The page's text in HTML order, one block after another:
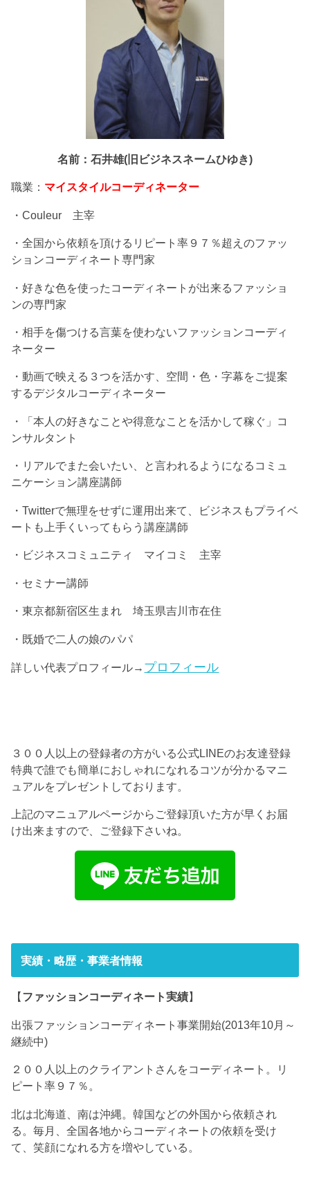
名前：石井雄(旧ビジネスネームひゆき)
職業： マイスタイルコーディネーター
・Couleur 主宰
・全国から依頼を頂けるリピート率９７％超えのファッ
ションコーディネート専門家
・好きな色を使ったコーディネートが出来るファッショ
ンの専門家
・相手を傷つける言葉を使わないファッションコーディ
ネーター
・動画で映える３つを活かす、空間・色・字幕をご提案
するデジタルコーディネーター
・「本人の好きなことや得意なことを活かして稼ぐ」コ
ンサルタント
・リアルでまた会いたい、と言われるようになるコミュ
ニケーション講座講師
・Twitterで無理をせずに運用出来て、ビジネスもプライベ
ートも上手くいってもらう講座講師
・ビジネスコミュニティ マイコミ 主宰
・セミナー講師
・東京都新宿区生まれ 埼玉県吉川市在住
・既婚で二人の娘のパパ
詳しい代表プロフィール→ プロフィール
３００人以上の登録者の方がいる公式LINEのお友達登録
特典で誰でも簡単におしゃれになれるコツが分かるマニ
ュアルをプレゼントしております。
上記のマニュアルページからご登録頂いた方が早くお届
け出来ますので、ご登録下さいね。
実績・略歴・事業者情報
【 ファッションコーディネート実績】
出張ファッションコーディネート事業開始(2013年10月～
継続中)
２００人以上のクライアントさんをコーディネート。リ
ピート率９７％。
北は北海道、南は沖縄。韓国などの外国から依頼され
る。毎月、全国各地からコーディネートの依頼を受け
て、笑顔になれる方を増やしている。